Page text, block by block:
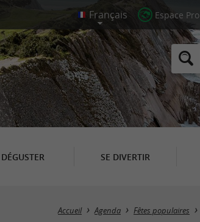
Espace Pro
DÉGUSTER SE DIVERTIR
Accueil Agenda Fêtes populaires